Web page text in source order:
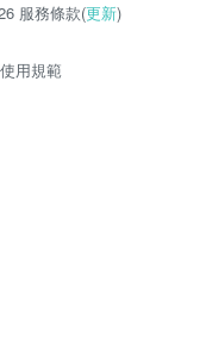
服務條款(更新)
用規範